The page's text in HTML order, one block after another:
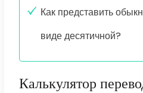
Как представить
виде десятичной?
Калькулятор